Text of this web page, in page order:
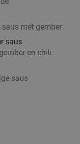
met gember
saus
en chili
saus